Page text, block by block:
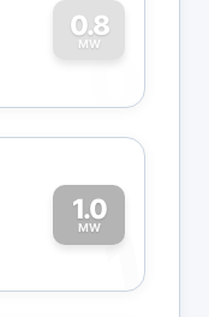
0.8
MW
0
1.0
MW1